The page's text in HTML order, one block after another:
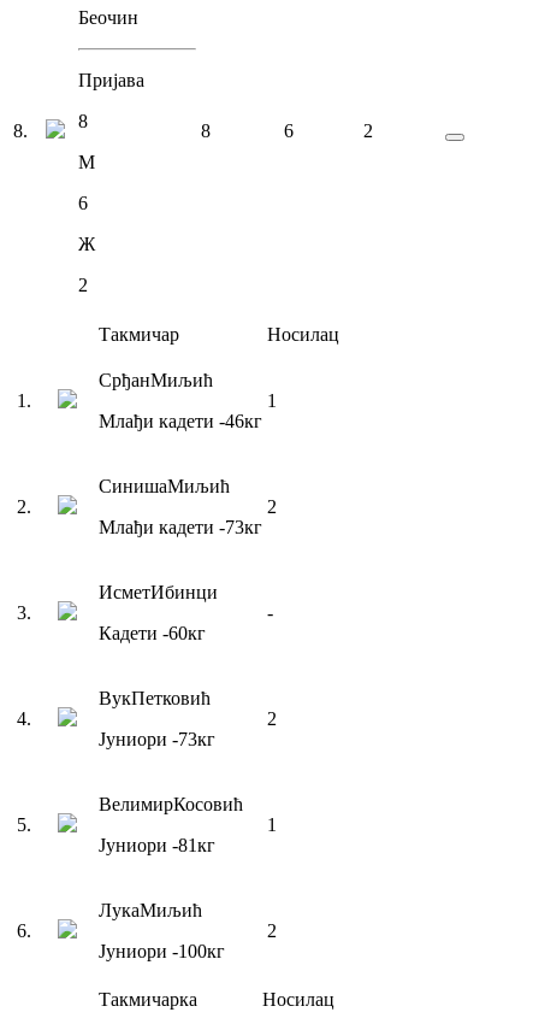
8.
Беочин
Пријава
8
М
6
Ж
2
8 6 2
Такмичар Носилац
1 .
СрђанМиљић
Млађи кадети -46кг
1
2.
СинишаМиљић
Млађи кадети -73кг
2
3.
ИсметИбинци
Кадети -60кг
-
4.
ВукПетковић
Јуниори -73кг
2
5.
ВелимирКосовић
Јуниори -81кг
1
6.
ЛукаМиљић
Јуниори -100кг
2
Такмичарка Носилац